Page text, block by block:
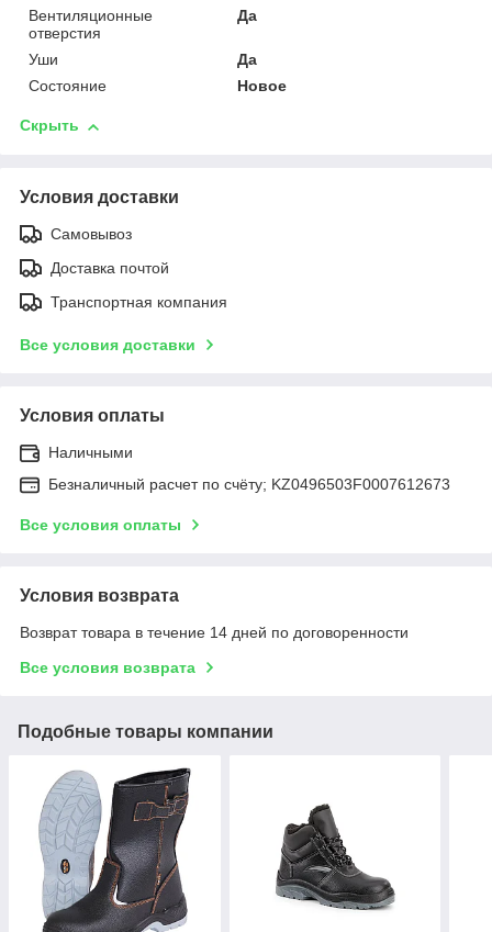
Вентиляционные
отверстия
Да
Уши
Да
Состояние
Новое
Скрыть
Условия доставки
Самовывоз
Доставка почтой
Транспортная компания
Все условия доставки
Условия оплаты
Наличными
Безналичный расчет по счёту; KZ0496503F0007612673
Все условия оплаты
Условия возврата
Возврат товара в течение 14 дней по договоренности
Все условия возврата
Подобные товары компании